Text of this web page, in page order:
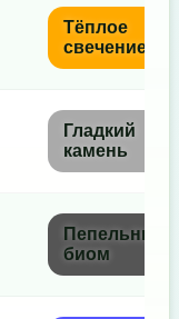
Тёплое
свечение
Гладкий
камень
Пепельный
биом